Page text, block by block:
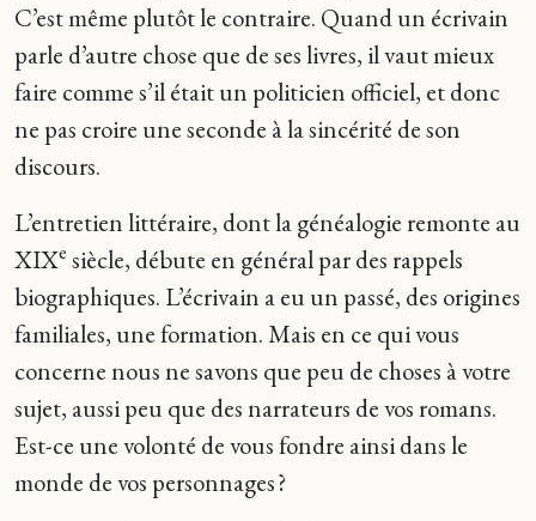
C’est même plutôt le contraire. Quand un écrivain
parle d’autre chose que de ses livres, il vaut mieux
faire comme s’il était un politicien officiel, et donc
ne pas croire une seconde à la sincérité de son
discours.
L’entretien littéraire, dont la généalogie remonte au
XIXe siècle, débute en général par des rappels
biographiques. L’écrivain a eu un passé, des origines
familiales, une formation. Mais en ce qui vous
concerne nous ne savons que peu de choses à votre
sujet, aussi peu que des narrateurs de vos romans.
Est-ce une volonté de vous fondre ainsi dans le
monde de vos personnages ?